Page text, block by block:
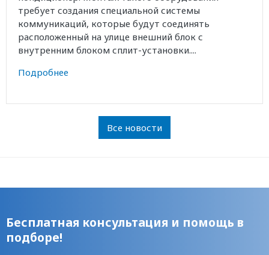
требует создания специальной системы
коммуникаций, которые будут соединять
расположенный на улице внешний блок с
внутренним блоком сплит-установки....
Подробнее
Все новости
Бесплатная консультация и помощь в
подборе!